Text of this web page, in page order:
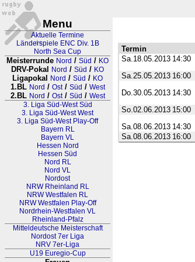
Menu
Aktuelle Termine
Länderspiele ENC Div. 1B
North Sea Cup
Meisterrunde Nord / Süd / KO
DRV-Pokal Nord / Süd / KO
Ligapokal Nord / Süd / KO
1.BL Nord / Ost/ Süd / West
2.BL Nord / Ost/ Süd / West
3. Liga Süd-West Süd
3. Liga Süd-West West
3. Liga Süd-West Play-Off
Bayern RL
Bayern VL
Hessen Nord
Hessen Süd
Nord RL
Nord VL
Nordost
NRW Rheinland RL
NRW Westfalen RL
NRW Westfalen Play-Off
Nordrhein-Westfalen VL
Rheinland-Pfalz
Mitteldeutsche Meisterschaft
Nordost 7er Liga
NRV 7er-Liga
U19 Euregio-Cup
Termin
Sa.18.05.2013 14:30
Sa.25.05.2013 16:00
Do.30.05.2013 14:30
So.02.06.2013 15:00
Sa.08.06.2013 14:30
Sa.08.06.2013 16:00